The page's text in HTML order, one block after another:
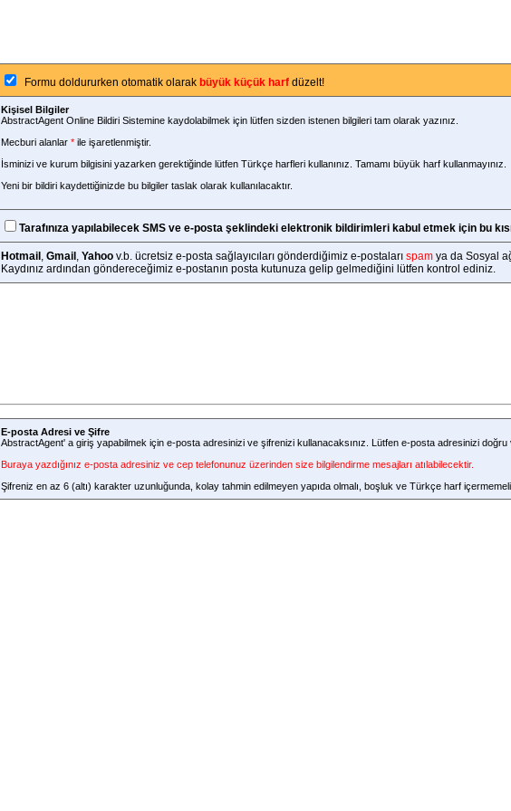
Formu doldururken otomatik olarak büyük küçük harf düzelt!
Kişisel Bilgiler
AbstractAgent Online Bildiri Sistemine kaydolabilmek için lütfen sizden istenen bilgileri tam olarak yazınız.
Mecburi alanlar * ile işaretlenmiştir.
İsminizi ve kurum bilgisini yazarken gerektiğinde lütfen Türkçe harfleri kullanınız. Tamamı büyük harf kullanmayınız.
Yeni bir bildiri kaydettiğinizde bu bilgiler taslak olarak kullanılacaktır.
Tarafınıza yapılabilecek SMS ve e-posta şeklindeki elektronik bildirimleri kabul etmek için bu
Hotmail , Gmail , Yahoo v.b. ücretsiz e-posta sağlayıcıları gönderdiğimiz e-postaları spam ya da Sosyal
Kaydınız ardından göndereceğimiz e-postanın posta kutunuza gelip gelmediğini lütfen kontrol ediniz.
E-posta Adresi ve Şifre
AbstractAgent' a giriş yapabilmek için e-posta adresinizi ve şifrenizi kullanacaksınız. Lütfen e-posta adresinizi doğru
Buraya yazdığınız e-posta adresiniz ve cep telefonunuz üzerinden size bilgilendirme mesajları atılabilecektir.
Şifreniz en az 6 (altı) karakter uzunluğunda, kolay tahmin edilmeyen yapıda olmalı, boşluk ve Türkçe harf